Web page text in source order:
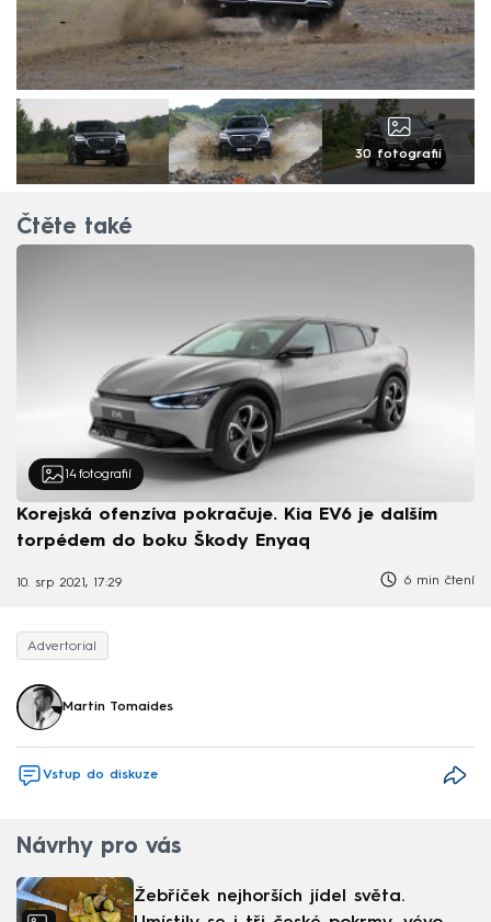
30 fotografií
Čtěte také
14 fotografií
Korejská ofenzíva pokračuje. Kia EV6 je dalším
torpédem do boku Škody Enyaq
10. srp 2021, 17:29 6 min čtení
Advertorial
Martin Tomaides
Vstup do diskuze
Návrhy pro vás
Žebříček nejhorších jídel světa.